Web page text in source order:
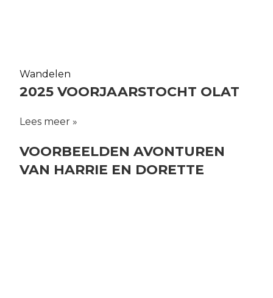
Wandelen
2025 VOORJAARSTOCHT OLAT
Lees meer »
VOORBEELDENAVONTUREN
VAN HARRIE EN DORETTE